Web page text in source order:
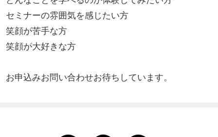
セミナーの雰囲気を感じたい方
笑顔が苦手な方
笑顔が大好きな方
お申込みお問い合わせお待ちしています。